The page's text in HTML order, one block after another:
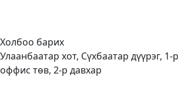
Холбоо барих
Улаанбаатар хот, Сүхбаатар дүүрэг,
оффис төв, 2-р давхар